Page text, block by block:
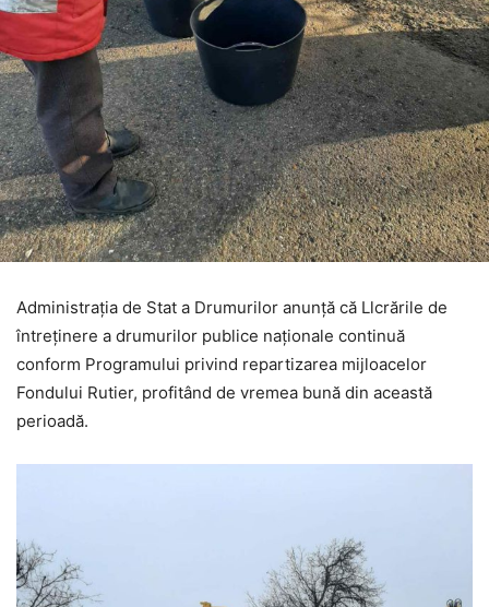
Administrația de Stat a Drumurilor anunță că Llcrările de
întreținere a drumurilor publice naționale continuă
conform Programului privind repartizarea mijloacelor
Fondului Rutier, profitând de vremea bună din această
perioadă.